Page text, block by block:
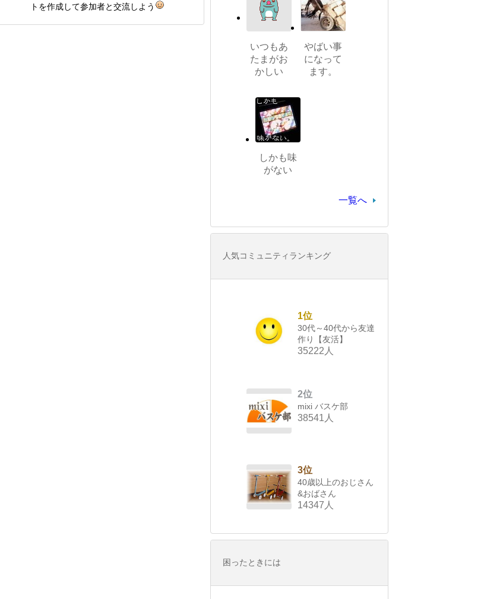
トを作成して参加者と交流しよう
いつもあ
たまがお
かしい
やばい事
になって
ます。
しかも味
がない
一覧へ
人気コミュニティランキング
1位
30代～40代から友達
作り【友活】
35222人
2位
mixi バスケ部
38541人
3位
40歳以上のおじさん
&おばさん
14347人
困ったときには